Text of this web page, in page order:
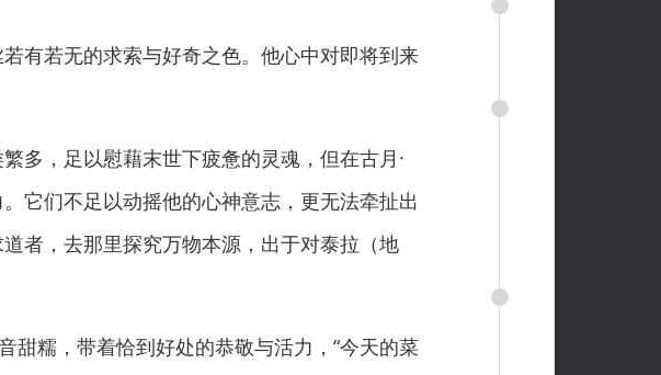
若无的求索与好奇之色。他心中对即将到来
，足以慰藉末世下疲惫的灵魂，但在古月·
它们不足以动摇他的心神意志，更无法牵扯出
者，去那里探究万物本源，出于对泰拉（地
糯，带着恰到好处的恭敬与活力，“今天的菜